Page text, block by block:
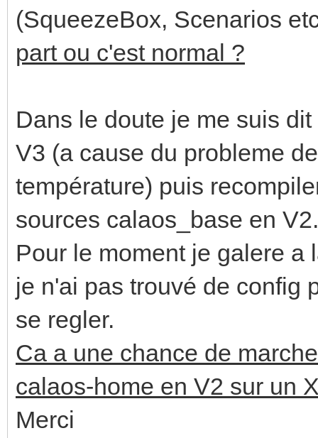
(SqueezeBox, Scenarios
part ou c'est normal ?
Dans le doute je me suis
V3 (a cause du probleme
température) puis
sources calaos_base en
Pour le moment je galere a
je n'ai pas trouvé de config
se regler.
Ca a une chance de
calaos-home en V2 sur un
Merci